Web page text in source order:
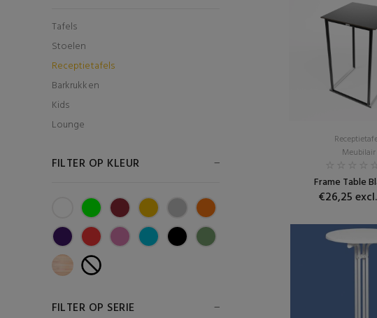
Tafels
Stoelen
Receptietafels
Barkrukken
Kids
Lounge
FILTER OP KLEUR
FILTER OP SERIE
Meubilair
Frame Table
€26,25